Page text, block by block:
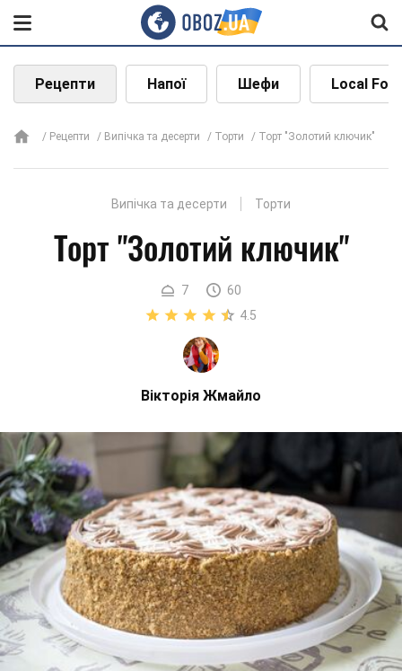
Рецепти Напої Шефи Local
Рецепти Випічка та десерти Торти Торт "Золотий ключик"
Випічка та десерти Торти
Торт "Золотий ключик"
7
60
4.5
Вікторія Жмайло